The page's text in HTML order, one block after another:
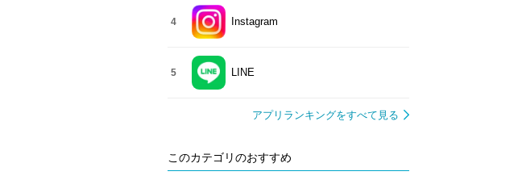
4 Instagram
5 LINE
アプリランキングをすべて見る
このカテゴリのおすすめ